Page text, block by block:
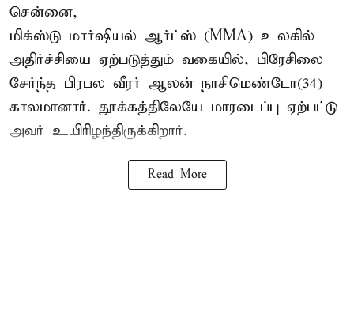
சென்னை,
மிக்ஸ்டு மார்ஷியல் ஆர்ட்ஸ் (MMA) உலகில்
அதிர்ச்சியை ஏற்படுத்தும் வகையில், பிரேசிலை
சேர்ந்த பிரபல வீரர் ஆலன் நாசிமெண்டோ(34)
காலமானார். தூக்கத்திலேயே மாரடைப்பு ஏற்பட்டு
அவர் உயிரிழந்திருக்கிறார்.
Read More